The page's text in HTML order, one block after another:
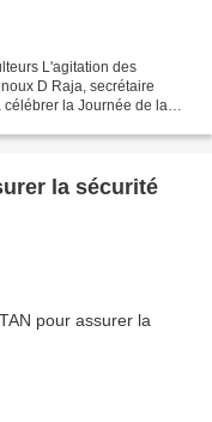
L'agitation des
D Raja, secrétaire
la Journée de la
la sécurité